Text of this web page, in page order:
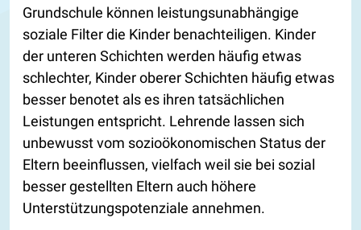
Grundschule können leistungsunabhängige
soziale Filter die Kinder benachteiligen. Kinder
der unteren Schichten werden häufig etwas
schlechter, Kinder oberer Schichten häufig etwas
besser benotet als es ihren tatsächlichen
Leistungen entspricht. Lehrende lassen sich
unbewusst vom sozioökonomischen Status der
Eltern beeinflussen, vielfach weil sie bei sozial
besser gestellten Eltern auch höhere
Unterstützungspotenziale annehmen.